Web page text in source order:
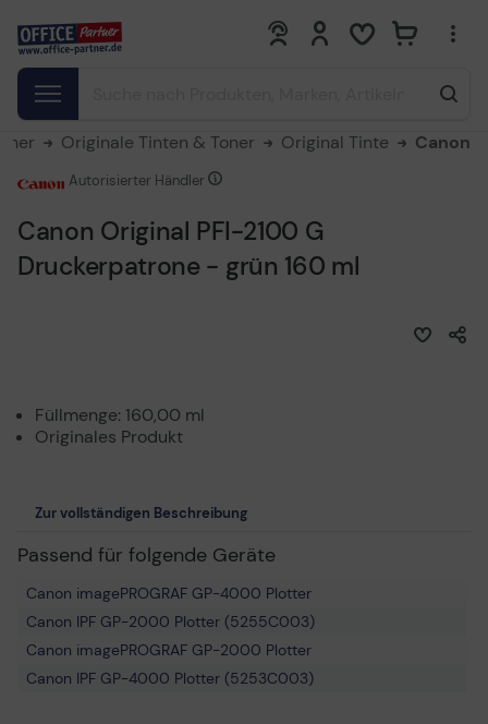
0 0
Originale Tinten & Toner Original Tinte Canon
Canon Original PFI-2100 G
Druckerpatrone - grün 160 ml
Autorisierter Händler
Füllmenge: 160,00 ml
Originales Produkt
Zur vollständigen Beschreibung
Passend für folgende Geräte
Canon imagePROGRAF GP-4000 Plotter
Canon IPF GP-2000 Plotter (5255C003)
Canon imagePROGRAF GP-2000 Plotter
Canon IPF GP-4000 Plotter (5253C003)